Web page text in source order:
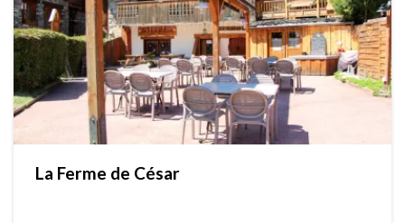
La Ferme de César